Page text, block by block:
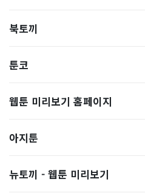
북토끼
툰코
웹툰 미리보기 홈페이지
아지툰
뉴토끼 - 웹툰 미리보기